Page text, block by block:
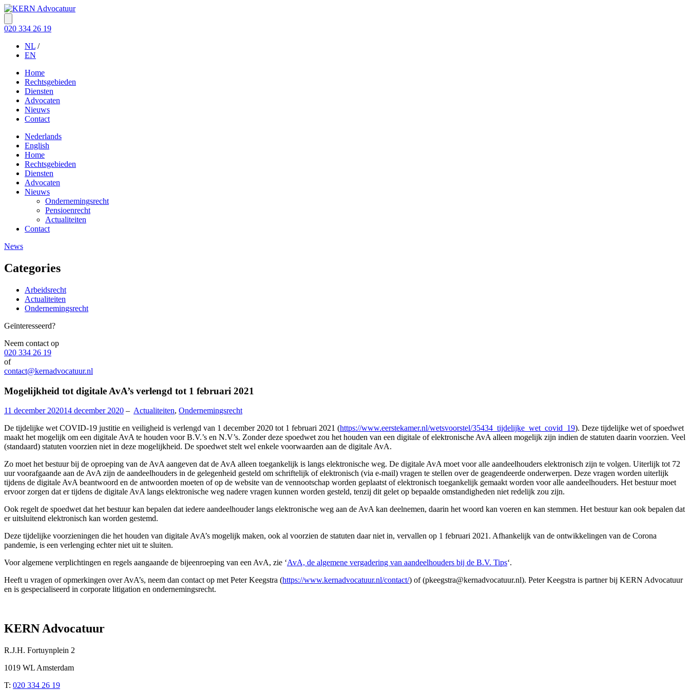
020 334 26 19
NL /
EN
Home
Rechtsgebieden
Diensten
Advocaten
Nieuws
Contact
Nederlands
English
Home
Rechtsgebieden
Diensten
Advocaten
Nieuws
Ondernemingsrecht
Pensioenrecht
Actualiteiten
Contact
News
Categories
Arbeidsrecht
Actualiteiten
Ondernemingsrecht
Geïnteresseerd?
Neem contact op
020 334 26 19
of
contact@kernadvocatuur.nl
Mogelijkheid tot digitale AvA’s verlengd tot 1 februari 2021
11 december 202014 december 2020 – Actualiteiten, Ondernemingsrecht
De tijdelijke wet COVID-19 justitie en veiligheid is verlengd van 1 december 2020 tot 1 februari 2021 (https://www.eerstekamer.nl/wetsvoorstel/35434_tijdelijke_wet_covid_19). Deze tijdelijke wet of spoedwet
maakt het mogelijk om een digitale AvA te houden voor B.V.’s en N.V’s. Zonder deze spoedwet zou het houden van een digitale of elektronische AvA alleen mogelijk zijn indien de statuten daarin voorzien. Veel
(standaard) statuten voorzien niet in deze mogelijkheid. De spoedwet stelt wel enkele voorwaarden aan de digitale AvA.
Zo moet het bestuur bij de oproeping van de AvA aangeven dat de AvA alleen toegankelijk is langs elektronische weg. De digitale AvA moet voor alle aandeelhouders elektronisch zijn te volgen. Uiterlijk tot 72
uur voorafgaande aan de AvA zijn de aandeelhouders in de gelegenheid gesteld om schriftelijk of elektronisch (via e-mail) vragen te stellen over de geagendeerde onderwerpen. Deze vragen worden uiterlijk
tijdens de digitale AvA beantwoord en de antwoorden moeten of op de website van de vennootschap worden geplaatst of elektronisch toegankelijk gemaakt worden voor alle aandeelhouders. Het bestuur moet
ervoor zorgen dat er tijdens de digitale AvA langs elektronische weg nadere vragen kunnen worden gesteld, tenzij dit gelet op bepaalde omstandigheden niet redelijk zou zijn.
Ook regelt de spoedwet dat het bestuur kan bepalen dat iedere aandeelhouder langs elektronische weg aan de AvA kan deelnemen, daarin het woord kan voeren en kan stemmen. Het bestuur kan ook bepalen dat
er uitsluitend elektronisch kan worden gestemd.
Deze tijdelijke voorzieningen die het houden van digitale AvA’s mogelijk maken, ook al voorzien de statuten daar niet in, vervallen op 1 februari 2021. Afhankelijk van de ontwikkelingen van de Corona
pandemie, is een verlenging echter niet uit te sluiten.
Voor algemene verplichtingen en regels aangaande de bijeenroeping van een AvA, zie ‘AvA, de algemene vergadering van aandeelhouders bij de B.V. Tips‘.
Heeft u vragen of opmerkingen over AvA’s, neem dan contact op met Peter Keegstra (https://www.kernadvocatuur.nl/contact/) of (pkeegstra@kernadvocatuur.nl). Peter Keegstra is partner bij KERN Advocatuur
en is gespecialiseerd in corporate litigation en ondernemingsrecht.
KERN Advocatuur
R.J.H. Fortuynplein 2
1019 WL Amsterdam
T: 020 334 26 19